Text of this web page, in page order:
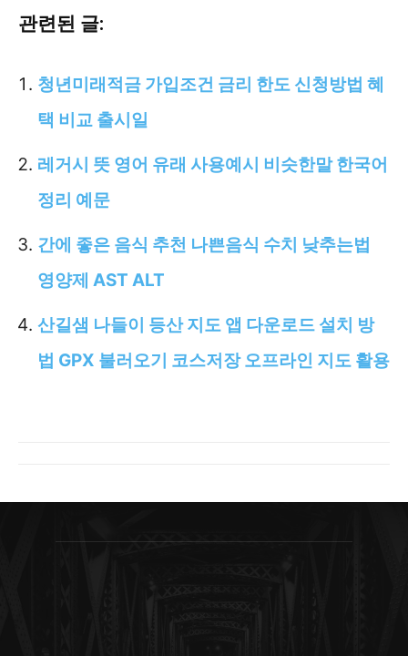
관련된 글:
청년미래적금 가입조건 금리 한도 신청방법 혜
택 비교 출시일
레거시 뜻 영어 유래 사용예시 비슷한말 한국어
정리 예문
간에 좋은 음식 추천 나쁜음식 수치 낮추는법
영양제 AST ALT
산길샘 나들이 등산 지도 앱 다운로드 설치 방
법 GPX 불러오기 코스저장 오프라인 지도 활용